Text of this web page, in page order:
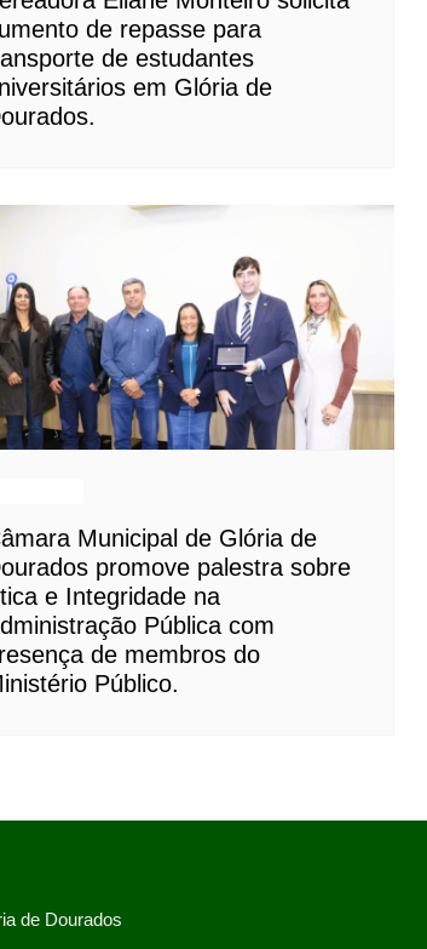
de repasse para
de estudantes
em Glória de
Municipal de Glória de
promove palestra sobre
e Integridade na
Pública com
de membros do
Público.
de Dourados